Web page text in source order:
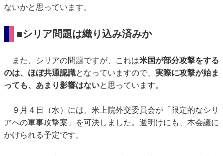
ないかと思っています。
■シリア問題は織り込み済みか
また、シリアの問題ですが、これは米国が部分攻撃をする
のは、ほぼ共通認識となっていますので、 実際に攻撃が始ま
っても、あまり影響はないと思っています。
９月４日（水）には、米上院外交委員会が「限定的なシリ
アへの軍事攻撃案」を可決しました。週明けにも、本会議に
かけられる予定です。